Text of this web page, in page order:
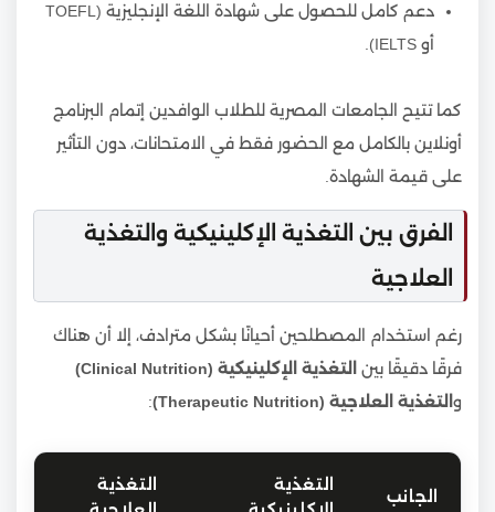
دعم كامل للحصول على شهادة اللغة الإنجليزية (TOEFL
أو IELTS).
كما تتيح الجامعات المصرية للطلاب الوافدين إتمام البرنامج
أونلاين بالكامل مع الحضور فقط في الامتحانات، دون التأثير
على قيمة الشهادة.
الفرق بين التغذية الإكلينيكية والتغذية
العلاجية
رغم استخدام المصطلحين أحيانًا بشكل مترادف، إلا أن هناك
فرقًا دقيقًا بين
التغذية الإكلينيكية (Clinical Nutrition)
و التغذية العلاجية (Therapeutic Nutrition) :
الجانب
التغذية
التغذية